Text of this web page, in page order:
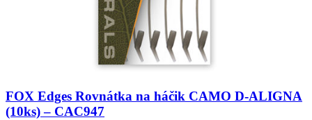
FOX Edges Rovnátka na háčik CAMO D-ALIGNA
(10ks) – CAC947